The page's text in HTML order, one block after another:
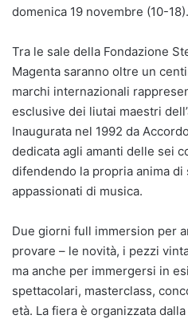
domenica 19 novembre (10-18).
Tra le sale della Fondazione
Magenta saranno oltre un
marchi internazionali
esclusive dei liutai maestri
Inaugurata nel 1992 da
dedicata agli amanti delle sei
difendendo la propria anima
appassionati di musica.
Due giorni full immersion per
provare – le novità, i pezzi
ma anche per immergersi in
spettacolari, masterclass,
età. La fiera è organizzata